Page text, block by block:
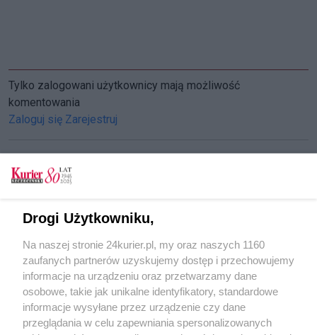
Tylko zalogowani użytkownicy mają możliwość
komentowania
Zaloguj się Zarejestruj
Nasi w półfinale!
Historie wielkiej wagi
Trzymamy kciuki za naszych!
POGODA
Drogi Użytkowniku,
Na naszej stronie 24kurier.pl, my oraz naszych 1160
zaufanych partnerów uzyskujemy dostęp i przechowujemy
informacje na urządzeniu oraz przetwarzamy dane
osobowe, takie jak unikalne identyfikatory, standardowe
informacje wysyłane przez urządzenie czy dane
przeglądania w celu zapewniania spersonalizowanych